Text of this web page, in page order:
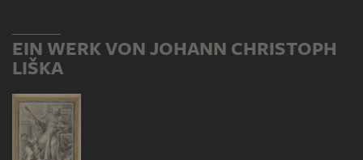
EIN WERK VON JOHANN CHRISTOPH
LIŠKA